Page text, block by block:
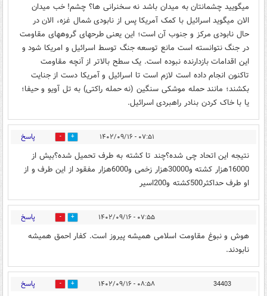
میگویید چشمانتان به میدان باشد نه سخنرانی ها؟ چشم! خب میدان
الان میگوید اسرائیل با کمک آمریکا پس از نابودی شمال غزه، الان در
حال نابودی مرکز و جنوب آن است؛ این یعنی طرحهای گروههای مقاومت
در جنگ نتوانسته است مانع توسعه جنگ توسط اسرائیل و امریکا شود و
این اقدامات بازدارنده نبوده است. یک سطح بالاتر از آنچه مقاومت
تاکنون انجام داده است لازم است تا اسرائیل و آمریکا دست از جنایت
بکشند؛ مانند حمله موشکی سنگین (نه حمله راکتی) به تل آویو و حیفا؛
یا با خاک کردن بنادر راهبردی اسرائیل.
۰۷:۵۱ - ۱۴۰۲/۰۹/۱۶ 9 پاسخ
نتیجه این اتحاد چی شده؟چند تا کشته به طرف تحمیل شده؟بیش از
16000هزار کشته و30000هزار زخمی و6000هزار مفقود از این طرف و از
او طرف حداکثر500کشته و200اسیر
۰۷:۵۵ - ۱۴۰۲/۰۹/۱۶ 4 پاسخ
هوش و نبوغ مقاومت اسلامی همیشه پیروز است. کفار احمق همیشه
نابودند.
34403 ۰۸:۵۸ - ۱۴۰۲/۰۹/۱۶ 3 پاسخ